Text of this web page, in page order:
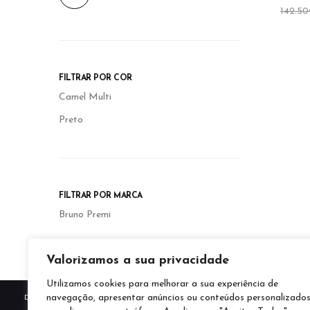
Valorizamos a sua privacidade
Utilizamos cookies para melhorar a sua experiência de
navegação, apresentar anúncios ou conteúdos personalizados
FILTRAR POR COR
Camel Multi
Preto
FILTRAR POR MARCA
Bruno Premi
142.50
DESTAQUES QUEM SOMOS MARCAS PROMOÇÕES